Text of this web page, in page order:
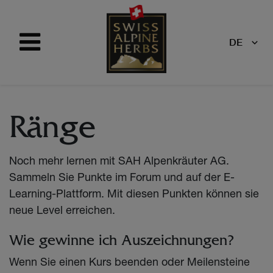
DE
Ränge
Noch mehr lernen mit SAH Alpenkräuter AG.
Sammeln Sie Punkte im Forum und auf der E-
Learning-Plattform. Mit diesen Punkten können sie
neue Level erreichen.
Wie gewinne ich Auszeichnungen?
Wenn Sie einen Kurs beenden oder Meilensteine